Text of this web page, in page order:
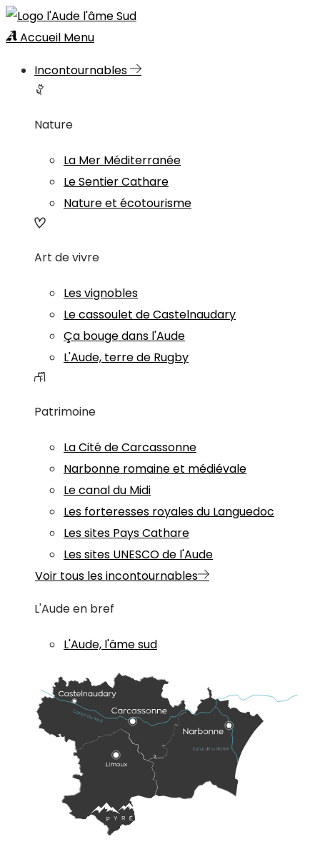
Accueil Menu
Incontournables
Nature
La Mer Méditerranée
Le Sentier Cathare
Nature et écotourisme
Art de vivre
Les vignobles
Le cassoulet de Castelnaudary
Ça bouge dans l'Aude
L'Aude, terre de Rugby
Patrimoine
La Cité de Carcassonne
Narbonne romaine et médiévale
Le canal du Midi
Les forteresses royales du Languedoc
Les sites Pays Cathare
Les sites UNESCO de l'Aude
Voir tous les incontournables
L'Aude en bref
L'Aude, l'âme sud